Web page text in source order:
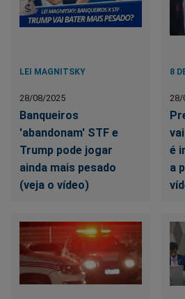
LEI MAGNITSKY
28/08/2025
Banqueiros
'abandonam' STF e
Trump pode jogar
ainda mais pesado
(veja o vídeo)
8
28/
é
a